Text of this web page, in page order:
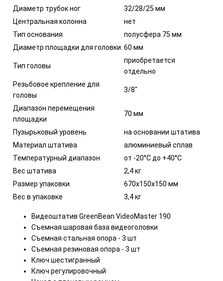
Диаметр трубок ног
32/28/25 мм
Центральная колонна
нет
Тип основания
полусфера 75 мм
Диаметр площадки для головки 60 мм
Тип головы
приобретается
отдельно
Резьбовое крепление для
головы
3/8"
Диапазон перемещения
площадки
70 мм
Пузырьковый уровень
на основании штатива
Материал штатива
алюминиевый сплав
Температурный диапазон
от -20°C до +40°C
Вес штатива
2,4 кг
Размер упаковки
670х150х150 мм
Вес в упаковке
3,4 кг
Видеоштатив GreenBean VideoMaster 190
Съемная шаровая база видеоголовки
Съемная стальная опора - 3 шт
Съемная резиновая опора - 3 шт
Ключ шестигранный
Ключ регулировочный